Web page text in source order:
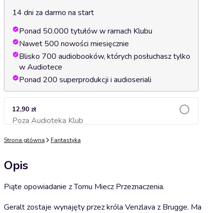
14 dni za darmo na start
Ponad 50.000 tytułów w ramach Klubu
Nawet 500 nowości miesięcznie
Blisko 700 audiobooków, których posłuchasz tylko
w Audiotece
Ponad 200 superprodukcji i audioseriali
12,90 zł
Poza Audioteka KlubDodaj do koszyka
Strona główna Fantastyka
Opis
Piąte opowiadanie z Tomu Miecz Przeznaczenia.
Geralt zostaje wynajęty przez króla Venzlava z Brugge. Ma